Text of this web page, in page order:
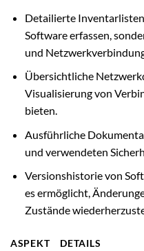
Detailierte
Software erfassen,
und
Übersichtliche
Visualisierung von
bieten.
Ausführliche
und verwendeten
Versionshistorie von
es ermöglicht,
Zustände
ASPEKT DETAILS